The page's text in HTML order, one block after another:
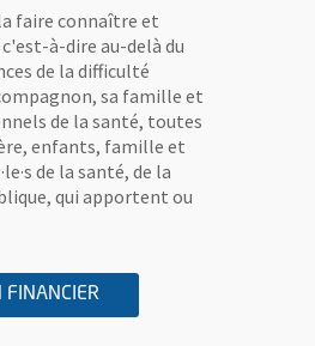
faire connaître et
à-dire au-delà du
de la difficulté
sa famille et
de la santé, toutes
enfants, famille et
de la santé, de la
qui apportent ou
FINANCIERA L'ASSOCIATION
, OUVRE UNE NOUVELLE